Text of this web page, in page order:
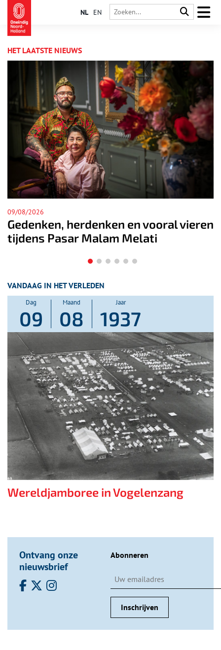
NL EN
HET LAATSTE NIEUWS
09/08/2026
Gedenken, herdenken en vooral vieren
tijdens Pasar Malam Melati
VANDAAG IN HET VERLEDEN
Dag
09
Maand
08
Jaar
1937
Wereldjamboree in Vogelenzang
Ontvang onze
nieuwsbrief
Abonneren